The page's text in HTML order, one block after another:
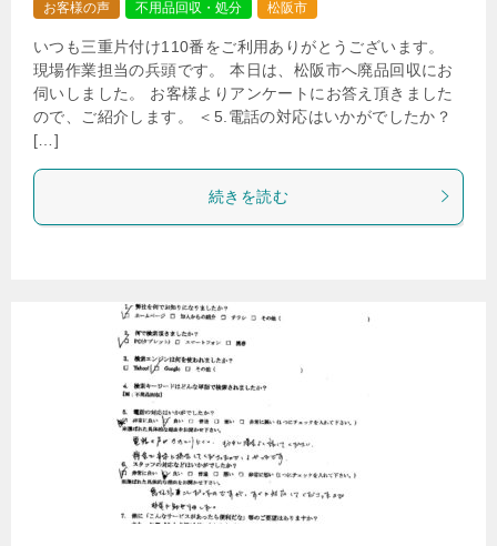
お客様の声
不用品回収・処分 松阪市
いつも三重片付け110番をご利用ありがとうございます。
現場作業担当の兵頭です。 本日は、松阪市へ廃品回収にお
伺いしました。 お客様よりアンケートにお答え頂きました
ので、ご紹介します。 ＜5.電話の対応はいかがでしたか？
[…]
続きを読む